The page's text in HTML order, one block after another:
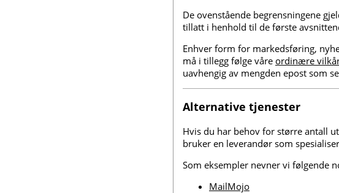
De ovenstående begrensningene
tillatt i henhold til de første
Enhver form for markedsføring,
må i tillegg følge våre ordinære
uavhengig av mengden epost som
Alternative tjenester
Hvis du har behov for større antall
bruker en leverandør som
Som eksempler nevner vi følgende
MailMojo